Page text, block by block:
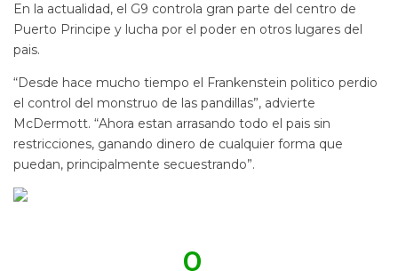
En la actualidad, el G9 controla gran parte del centro de
Puerto Principe y lucha por el poder en otros lugares del
pais.
“Desde hace mucho tiempo el Frankenstein politico perdio
el control del monstruo de las pandillas”, advierte
McDermott. “Ahora estan arrasando todo el pais sin
restricciones, ganando dinero de cualquier forma que
puedan, principalmente secuestrando”.
0